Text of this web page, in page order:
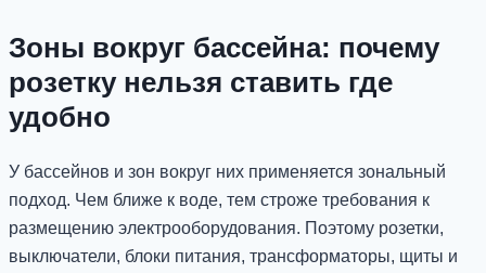
Зоны вокруг бассейна: почему
розетку нельзя ставить где
удобно
У бассейнов и зон вокруг них применяется зональный
подход. Чем ближе к воде, тем строже требования к
размещению электрооборудования. Поэтому розетки,
выключатели, блоки питания, трансформаторы, щиты и